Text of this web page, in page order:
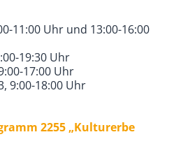
11:00 Uhr und 13:00-16:00
19:30 Uhr
17:00 Uhr
9:00-18:00 Uhr
2255 „Kulturerbe